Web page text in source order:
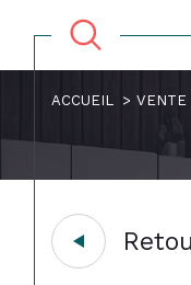
ACCUEIL VENTE